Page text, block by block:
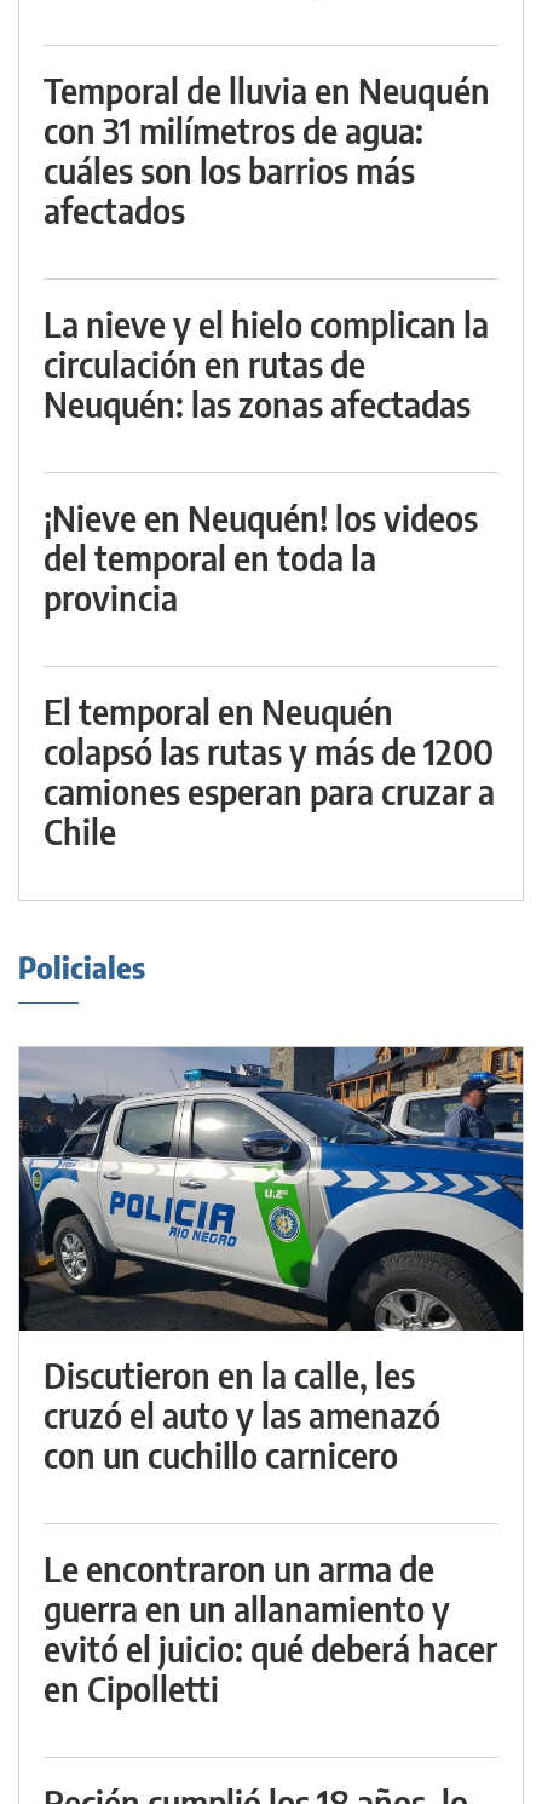
Temporal de lluvia en Neuquén
con 31 milímetros de agua:
cuáles son los barrios más
afectados
La nieve y el hielo complican la
circulación en rutas de
Neuquén: las zonas afectadas
¡Nieve en Neuquén! los videos
del temporal en toda la
provincia
El temporal en Neuquén
colapsó las rutas y más de 1200
camiones esperan para cruzar a
Chile
Policiales
Discutieron en la calle, les
cruzó el auto y las amenazó
con un cuchillo carnicero
Le encontraron un arma de
guerra en un allanamiento y
evitó el juicio: qué deberá hacer
en Cipolletti